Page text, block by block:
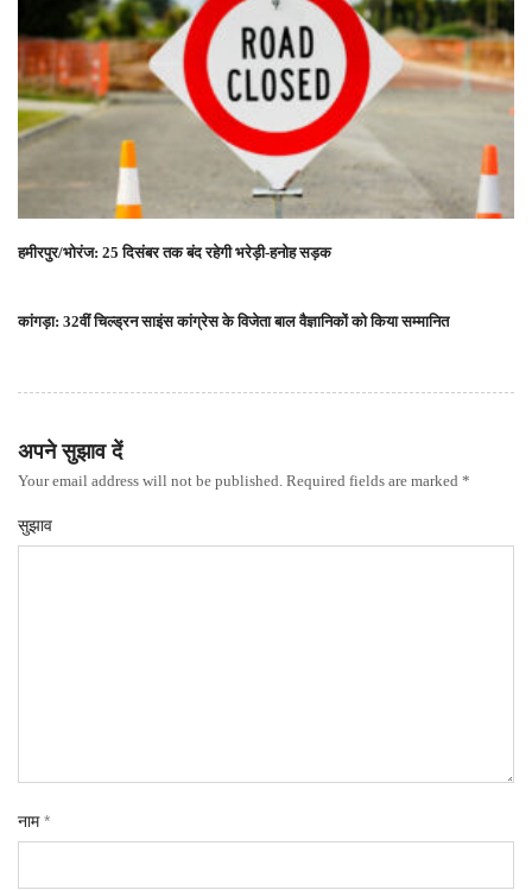
हमीरपुर/भोरंज: 25 दिसंबर तक बंद रहेगी भरेड़ी-हनोह सड़क
कांगड़ा: 32वीं चिल्ड्रन साइंस कांग्रेस के विजेता बाल वैज्ञानिकों को किया सम्मानित
अपने सुझाव दें
Your email address will not be published. Required fields are marked *
सुझाव
नाम*